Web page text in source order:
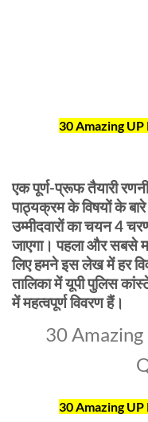
30 Amazing
एक पूर्ण-प्रूफ तैयारी
पाठ्यक्रम के विषयों के बारे
उम्मीदवारों का चयन 4
जाएगा। पहला और सबसे
लिए हमने इस लेख में हर
तालिका में यूपी पुलिस
में महत्वपूर्ण विवरण हैं।
30
30 Amazing